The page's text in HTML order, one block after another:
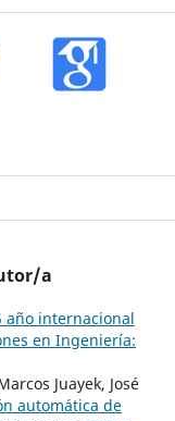
a
año internacional
en Ingeniería:
Juayek, José
automática de